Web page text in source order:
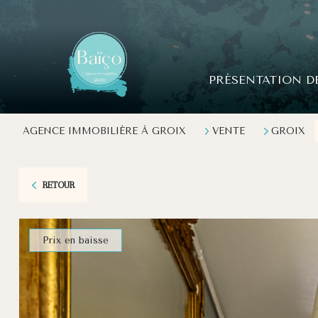
PRÉSENTATION
AGENCE IMMOBILIÈRE À GROIX VENTE GROIX
RETOUR
Prix en baisse